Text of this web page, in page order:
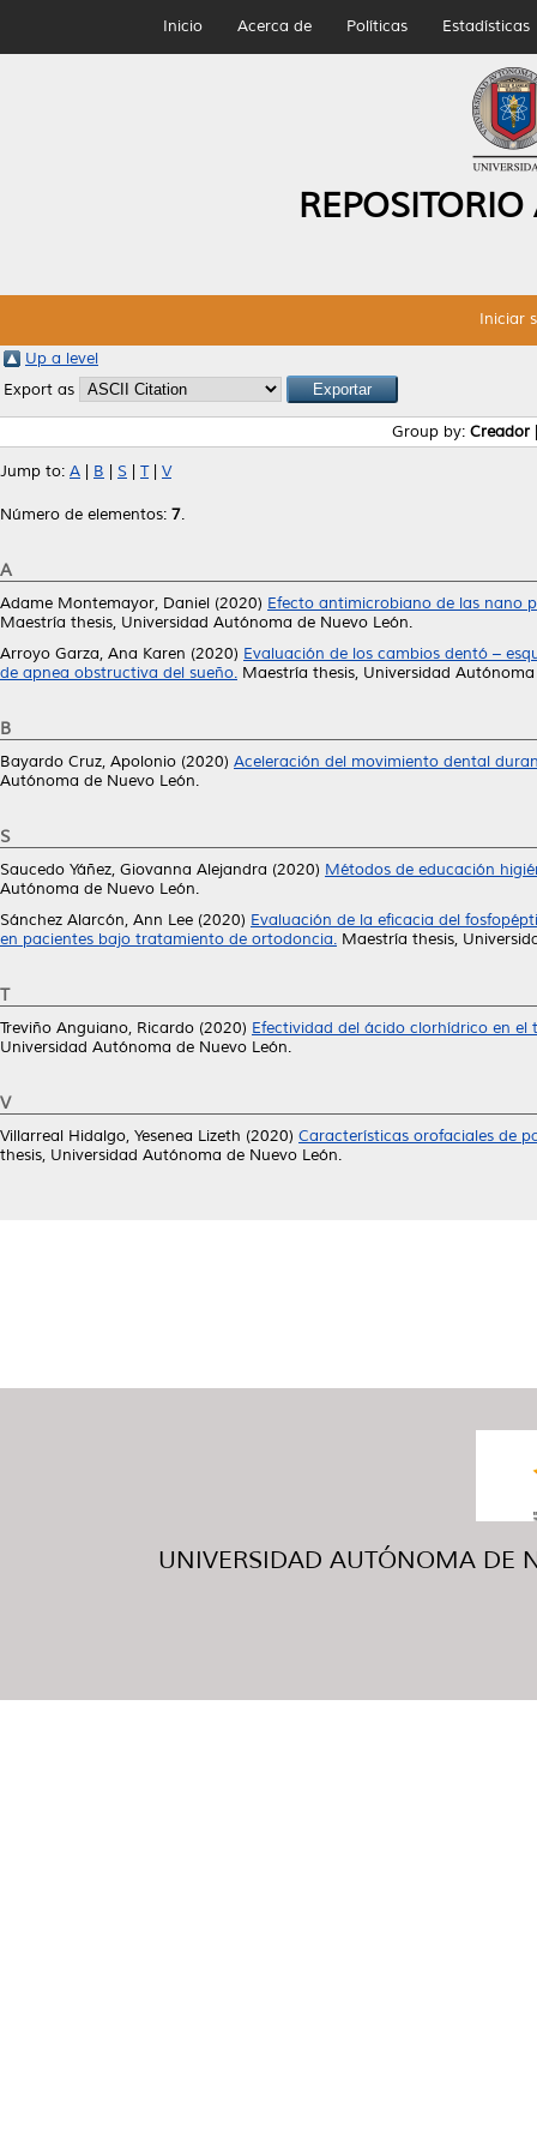
Inicio Acerca de Políticas Estadísticas
Iniciar
Up a level
Export as
Group by: Creador
Jump to: A B S T| V
Número de elementos: 7.
A
Adame Montemayor, Daniel (2020) Efecto antimicrobiano de las nano
Maestría thesis, Universidad Autónoma de Nuevo León.
Arroyo Garza, Ana Karen (2020) Evaluación de los cambios dentó –
de apnea obstructiva del sueño. Maestría thesis, Universidad
B
Bayardo Cruz, Apolonio (2020) Aceleración del movimiento dental
Autónoma de Nuevo León.
S
Saucedo Yáñez, Giovanna Alejandra (2020) Métodos de educación
Autónoma de Nuevo León.
Sánchez Alarcón, Ann Lee (2020) Evaluación de la eficacia del
en pacientes bajo tratamiento de ortodoncia. Maestría thesis,
T
Treviño Anguiano, Ricardo (2020) Efectividad del ácido clorhídrico en
Universidad Autónoma de Nuevo León.
V
Villarreal Hidalgo, Yesenea Lizeth (2020) Características orofaciales de
thesis, Universidad Autónoma de Nuevo León.
UNIVERSIDAD AUTÓNOMA DE